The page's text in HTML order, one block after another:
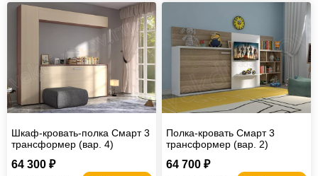
мешки
Мебель
ротанга
мебель
Косметологическое
оборудование
Шкаф-кровать-полка Смарт 3
трансформер (вар. 4)
64 300 ₽
Полка-кровать Смарт 3
трансформер (вар. 2)
64 700 ₽